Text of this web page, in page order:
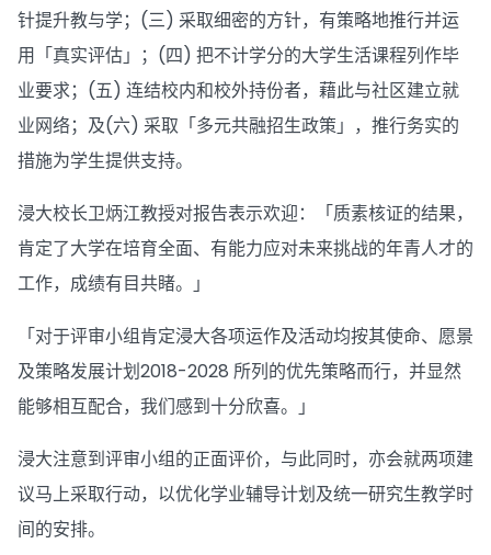
针提升教与学；(三) 采取细密的方针，有策略地推行并运
用「真实评估」；(四) 把不计学分的大学生活课程列作毕
业要求；(五) 连结校内和校外持份者，藉此与社区建立就
业网络；及(六) 采取「多元共融招生政策」，推行务实的
措施为学生提供支持。
浸大校长卫炳江教授对报告表示欢迎：「质素核证的结果，
肯定了大学在培育全面、有能力应对未来挑战的年青人才的
工作，成绩有目共睹。」
「对于评审小组肯定浸大各项运作及活动均按其使命、愿景
及策略发展计划2018-2028 所列的优先策略而行，并显然
能够相互配合，我们感到十分欣喜。」
浸大注意到评审小组的正面评价，与此同时，亦会就两项建
议马上采取行动，以优化学业辅导计划及统一研究生教学时
间的安排。